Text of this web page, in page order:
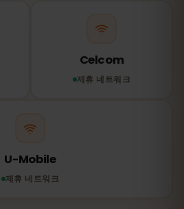
Celcom
제휴 네트워크
U-Mobile
제휴 네트워크